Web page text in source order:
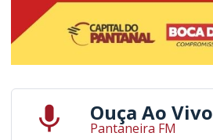
Ouça Ao Vivo
Pantaneira FM